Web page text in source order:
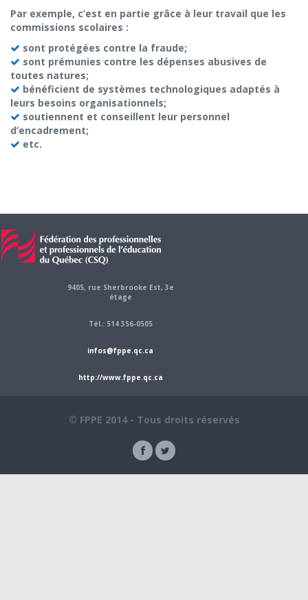
Par exemple, c’est en partie grâce à leur travail que les
commissions scolaires :
sont protégées contre la fraude;
sont prémunies contre les dépenses abusives de
toutes natures;
bénéficient de systèmes technologiques adaptés à
leurs besoins organisationnels;
soutiennent et conseillent leur personnel
d’encadrement;
etc.
9405, rue Sherbrooke Est, 3e
étage
Tél.: 514 356-0505
infos@fppe.qc.ca
http://www.fppe.qc.ca
© FPPE 2014 - Tous droits réservés